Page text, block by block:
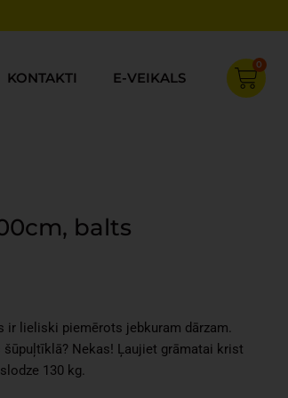
KONTAKTI E-VEIKALS
0
Cart
balts
ir lieliski piemērots jebkuram dārzam.
šūpuļtīklā? Nekas! Ļaujiet grāmatai krist
130 kg.